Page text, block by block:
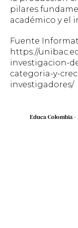
pilares
académico y el
Fuente
https://
investigacion-
categoria-y-
investigadores/
Educa Colombia